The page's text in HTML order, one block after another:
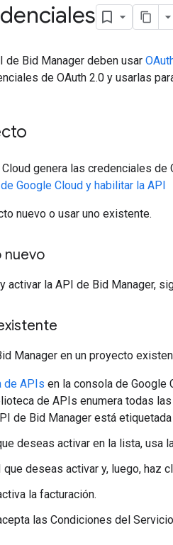
Bid Manager deben usar
de OAuth 2.0 y usarlas
genera las credenciales de
Google Cloud y habilitar la API
nuevo o usar uno existente.
nuevo
activar la API de Bid Manager,
Manager en un proyecto
de APIs en la consola de Google
de APIs enumera todas
de Bid Manager está etiquetada
deseas activar en la lista, usa
deseas activar y, luego, haz
la facturación.
las Condiciones del